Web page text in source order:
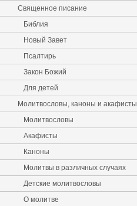
Священное писание
Библия
Новый Завет
Псалтирь
Закон Божий
Для детей
Молитвословы, каноны и акафисты
Молитвословы
Акафисты
Каноны
Молитвы в различных случаях
Детские молитвословы
О молитве